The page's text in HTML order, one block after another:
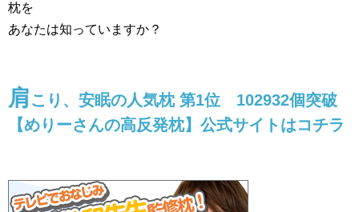
枕を
あなたは知っていますか？
肩こり、安眠の人気枕 第1位 102932個突破
【めりーさんの高反発枕】公式サイトはコチラ